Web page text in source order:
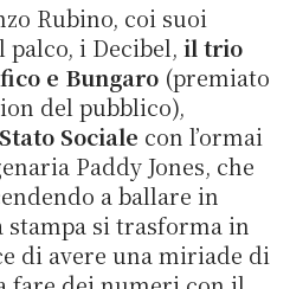
Rubino, coi suoi
i Decibel, il trio
e Bungaro (premiato
del pubblico),
Sociale con l’ormai
Paddy Jones, che
a ballare in
stampa si trasforma in
di avere una miriade di